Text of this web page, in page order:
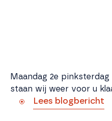
Maandag 2e
staan wij weer voor u
Lees blogbericht